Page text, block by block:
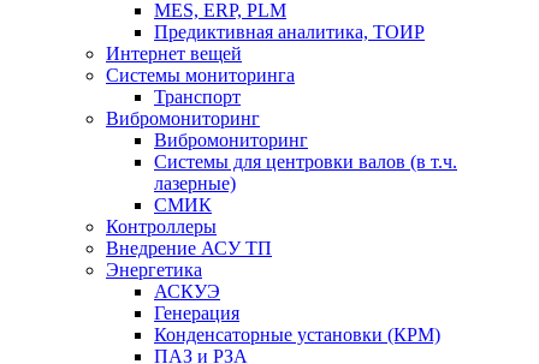
MES, ERP, PLM
Предиктивная аналитика, ТОИР
Интернет вещей
Системы мониторинга
Транспорт
Вибромониторинг
Вибромониторинг
Системы для центровки валов (в т.ч.
лазерные)
СМИК
Контроллеры
Внедрение АСУ ТП
Энергетика
АСКУЭ
Генерация
Конденсаторные установки (КРМ)
ПАЗ и РЗА